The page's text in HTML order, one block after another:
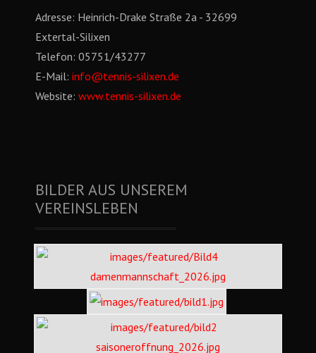
Adresse: Heinrich-Drake Straße 2a - 32699
Extertal-Silixen
Telefon: 05751/43277
E-Mail: info@tennis-silixen.de
Website: www.tennis-silixen.de
BILDER AUS UNSEREM
VEREINSLEBEN